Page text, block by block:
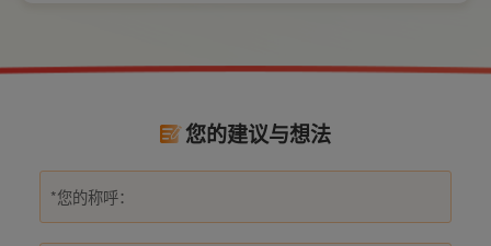
您的建议与想法